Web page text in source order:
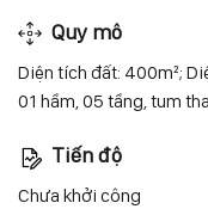
Quy mô
Diện tích đất: 400m²;
01 hầm, 05 tầng, tum
Tiến độ
Chưa khởi công